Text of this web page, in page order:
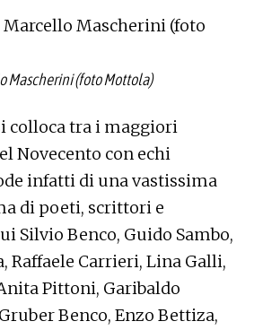
Mascherini (foto Mottola)
colloca tra i maggiori
Novecento con echi
infatti di una vastissima
di poeti, scrittori e
Silvio Benco, Guido Sambo,
Raffaele Carrieri, Lina Galli,
Pittoni, Garibaldo
Benco, Enzo Bettiza,